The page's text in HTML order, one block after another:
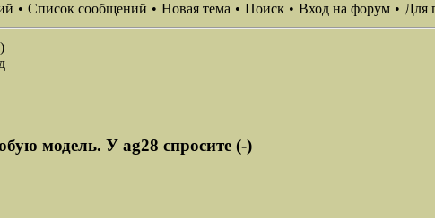
• Список сообщений • Новая тема • Поиск • Вход на форум • Для
модель. У ag28 спросите (-)